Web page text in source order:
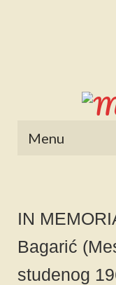
Menu
IN
Bagarić
studenog